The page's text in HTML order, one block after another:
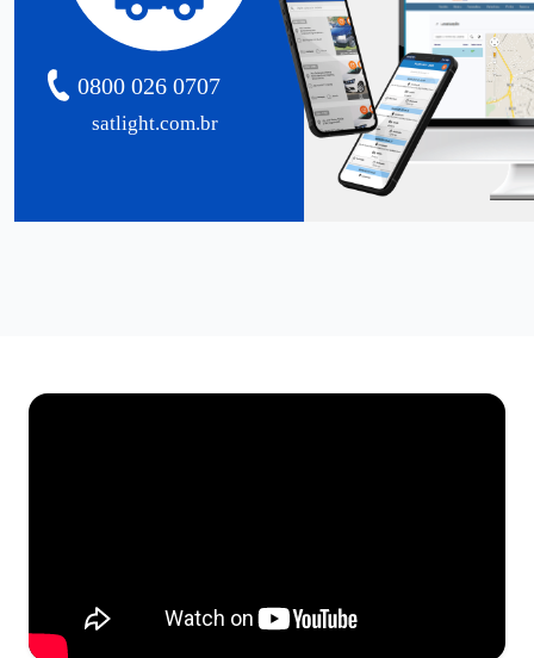
satlight.com.br
0800 026 0707